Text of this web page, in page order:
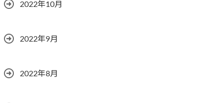
2022年10月
2022年9月
2022年8月